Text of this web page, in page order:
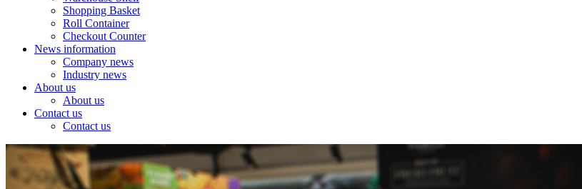
Shopping Basket
Roll Container
Checkout Counter
News information
Company news
Industry news
About us
About us
Contact us
Contact us